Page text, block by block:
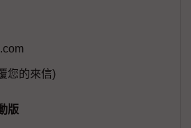
您的來信)
版